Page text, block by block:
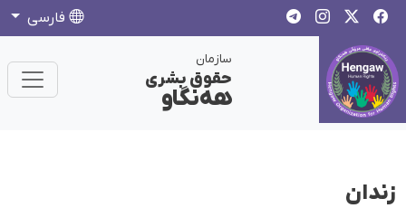
فارسی
سازمان
حقوق بشری
هەنگاو
زندان